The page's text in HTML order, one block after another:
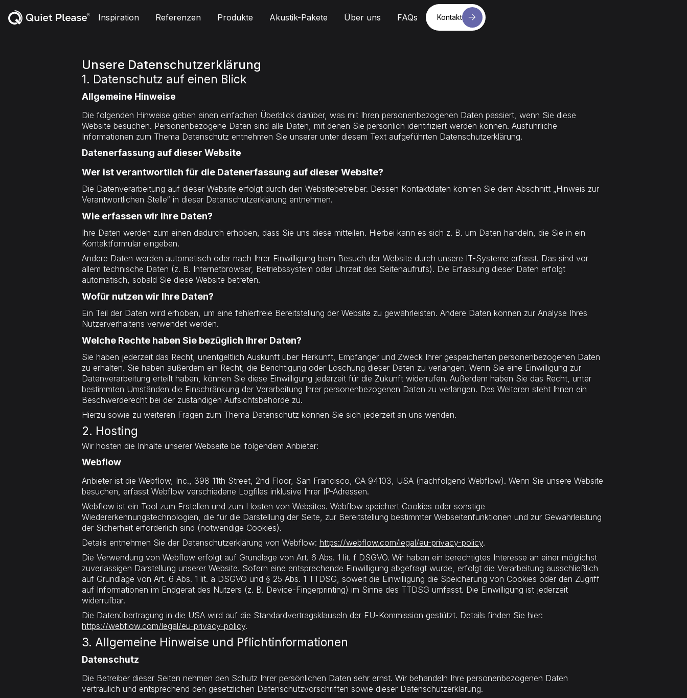
Inspiration Referenzen Produkte Akustik-Pakete Über uns FAQs Kontakt
Unsere Datenschutzerklärung
1. Datenschutz auf einen Blick
Allgemeine Hinweise
Die folgenden Hinweise geben einen einfachen Überblick darüber, was mit Ihren personenbezogenen Daten passiert, wenn Sie diese
Website besuchen. Personenbezogene Daten sind alle Daten, mit denen Sie persönlich identifiziert werden können. Ausführliche
Informationen zum Thema Datenschutz entnehmen Sie unserer unter diesem Text aufgeführten Datenschutzerklärung.
Datenerfassung auf dieser Website
Wer ist verantwortlich für die Datenerfassung auf dieser Website?
Die Datenverarbeitung auf dieser Website erfolgt durch den Websitebetreiber. Dessen Kontaktdaten können Sie dem Abschnitt „Hinweis zur
Verantwortlichen Stelle“ in dieser Datenschutzerklärung entnehmen.
Wie erfassen wir Ihre Daten?
Ihre Daten werden zum einen dadurch erhoben, dass Sie uns diese mitteilen. Hierbei kann es sich z. B. um Daten handeln, die Sie in ein
Kontaktformular eingeben.
Andere Daten werden automatisch oder nach Ihrer Einwilligung beim Besuch der Website durch unsere IT-Systeme erfasst. Das sind vor
allem technische Daten (z. B. Internetbrowser, Betriebssystem oder Uhrzeit des Seitenaufrufs). Die Erfassung dieser Daten erfolgt
automatisch, sobald Sie diese Website betreten.
Wofür nutzen wir Ihre Daten?
Ein Teil der Daten wird erhoben, um eine fehlerfreie Bereitstellung der Website zu gewährleisten. Andere Daten können zur Analyse Ihres
Nutzerverhaltens verwendet werden.
Welche Rechte haben Sie bezüglich Ihrer Daten?
Sie haben jederzeit das Recht, unentgeltlich Auskunft über Herkunft, Empfänger und Zweck Ihrer gespeicherten personenbezogenen Daten
zu erhalten. Sie haben außerdem ein Recht, die Berichtigung oder Löschung dieser Daten zu verlangen. Wenn Sie eine Einwilligung zur
Datenverarbeitung erteilt haben, können Sie diese Einwilligung jederzeit für die Zukunft widerrufen. Außerdem haben Sie das Recht, unter
bestimmten Umständen die Einschränkung der Verarbeitung Ihrer personenbezogenen Daten zu verlangen. Des Weiteren steht Ihnen ein
Beschwerderecht bei der zuständigen Aufsichtsbehörde zu.
Hierzu sowie zu weiteren Fragen zum Thema Datenschutz können Sie sich jederzeit an uns wenden.
2. Hosting
Wir hosten die Inhalte unserer Webseite bei folgendem Anbieter:
Webflow
Anbieter ist die Webflow, Inc., 398 11th Street, 2nd Floor, San Francisco, CA 94103, USA (nachfolgend Webflow). Wenn Sie unsere Website
besuchen, erfasst Webflow verschiedene Logfiles inklusive Ihrer IP-Adressen.
Webflow ist ein Tool zum Erstellen und zum Hosten von Websites. Webflow speichert Cookies oder sonstige
Wiedererkennungstechnologien, die für die Darstellung der Seite, zur Bereitstellung bestimmter Webseitenfunktionen und zur Gewährleistung
der Sicherheit erforderlich sind (notwendige Cookies).
Details entnehmen Sie der Datenschutzerklärung von Webflow: https://webflow.com/legal/eu-privacy-policy.
Die Verwendung von Webflow erfolgt auf Grundlage von Art. 6 Abs. 1 lit. f DSGVO. Wir haben ein berechtigtes Interesse an einer möglichst
zuverlässigen Darstellung unserer Website. Sofern eine entsprechende Einwilligung abgefragt wurde, erfolgt die Verarbeitung ausschließlich
auf Grundlage von Art. 6 Abs. 1 lit. a DSGVO und § 25 Abs. 1 TTDSG, soweit die Einwilligung die Speicherung von Cookies oder den Zugriff
auf Informationen im Endgerät des Nutzers (z. B. Device-Fingerprinting) im Sinne des TTDSG umfasst. Die Einwilligung ist jederzeit
widerrufbar.
Die Datenübertragung in die USA wird auf die Standardvertragsklauseln der EU-Kommission gestützt. Details finden Sie hier:
https://webflow.com/legal/eu-privacy-policy.
3. Allgemeine Hinweise und Pflicht­informationen
Datenschutz
Die Betreiber dieser Seiten nehmen den Schutz Ihrer persönlichen Daten sehr ernst. Wir behandeln Ihre personenbezogenen Daten
vertraulich und entsprechend den gesetzlichen Datenschutzvorschriften sowie dieser Datenschutzerklärung.